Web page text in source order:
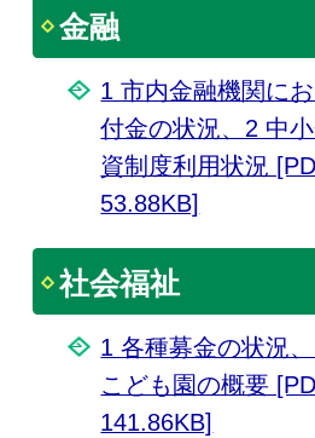
金融
1 市内金融機関に
付金の状況、2 中
資制度利用状況
53.88KB]
社会福祉
1 各種募金の状況
こども園の概要
141.86KB]